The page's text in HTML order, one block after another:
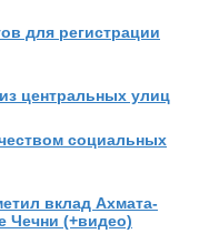
для регистрации
центральных улиц
социальных
вклад Ахмата-
Чечни (+видео)